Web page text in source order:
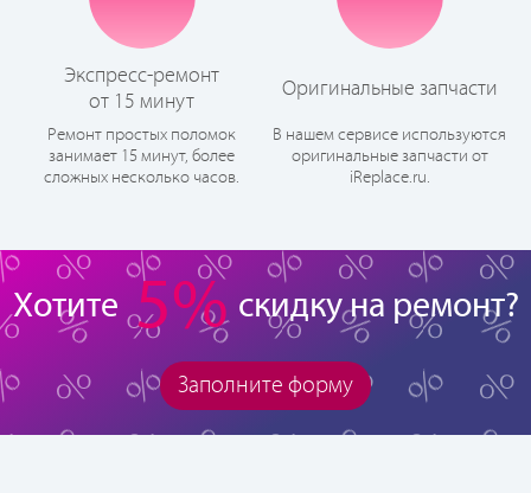
Экспресс-ремонт
от 15 минут
Ремонт простых поломок
занимает 15 минут, более
сложных несколько часов.
Оригинальные запчасти
В нашем сервисе используются
оригинальные запчасти от
iReplace.ru.
Хотите 5% скидку на ремонт?
Заполните форму